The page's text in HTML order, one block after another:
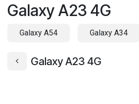
Galaxy A23 4G
Galaxy A54 Galaxy A34
Galaxy A23 4G